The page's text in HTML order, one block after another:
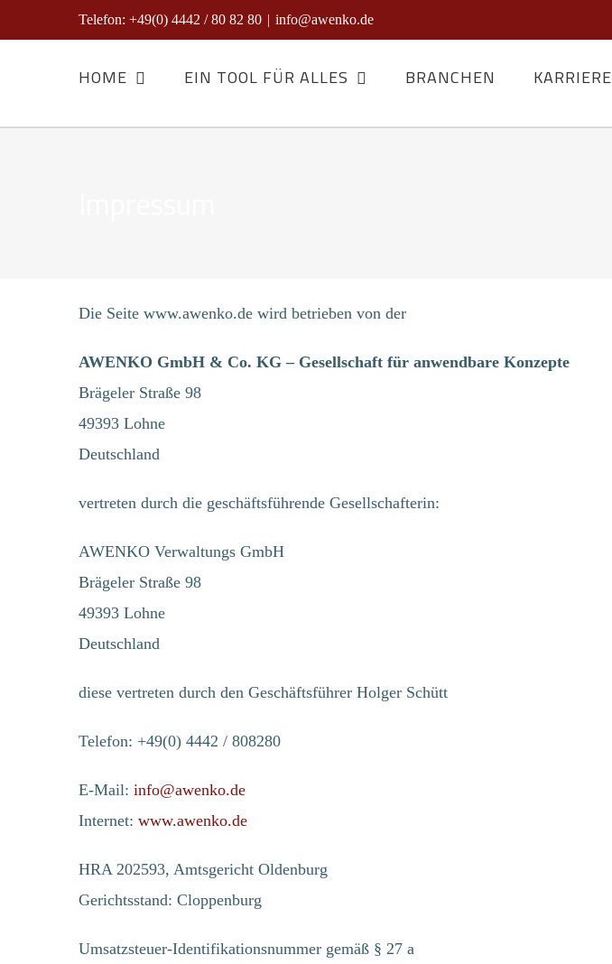
Inhalt
Telefon: +49(0) 4442 / 80 82 80 | info@awenko.de
HOME EIN TOOL FÜR ALLES BRANCHEN KARRIERE
Die Seite www.awenko.de wird betrieben von der
AWENKO GmbH & Co. KG – Gesellschaft für anwendbare Konzepte
Brägeler Straße 98
49393 Lohne
Deutschland
vertreten durch die geschäftsführende Gesellschafterin:
AWENKO Verwaltungs GmbH
Brägeler Straße 98
49393 Lohne
Deutschland
diese vertreten durch den Geschäftsführer Holger Schütt
Telefon: +49(0) 4442 / 808280
E-Mail: info@awenko.de
Internet: www.awenko.de
HRA 202593, Amtsgericht Oldenburg
Gerichtsstand: Cloppenburg
Umsatzsteuer-Identifikationsnummer gemäß § 27 a